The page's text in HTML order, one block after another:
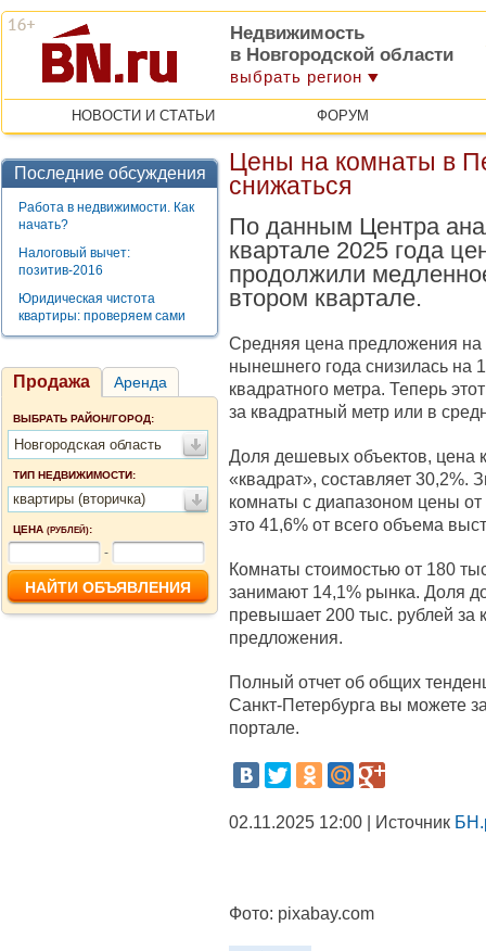
Недвижимость
в Новгородской области
выбрать регион
НОВОСТИ И СТАТЬИ ФОРУМ
Последние обсуждения
Работа в недвижимости. Как
начать?
Налоговый вычет:
позитив-2016
Юридическая чистота
квартиры: проверяем сами
Продажа Аренда
ВЫБРАТЬ РАЙОН/ГОРОД:
Новгородская область
ТИП НЕДВИЖИМОСТИ:
квартиры (вторичка)
ЦЕНА (РУБЛЕЙ):
-
Цены на комнаты в
снижаться
По данным Центра
квартале 2025 года
продолжили
втором квартале.
Средняя цена предложения на
нынешнего года снизилась на
квадратного метра. Теперь
за квадратный метр или в
Доля дешевых объектов, цена
«квадрат», составляет
комнаты с диапазоном цены
это 41,6% от всего объема
Комнаты стоимостью от 180
занимают 14,1% рынка. Доля
превышает 200 тыс. рублей за
предложения.
Полный отчет об общих
Санкт-Петербурга вы можете
портале.
02.11.2025 12:00 | Источник
Фото: pixabay.com